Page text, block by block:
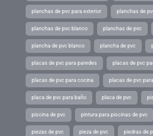
planchas de pvc para exterior planchas de
planchas de pvc blanco planchas de pvc
plancha de pvc blanco plancha de pvc
placas de pvc para paredes placas de pvc
placas de pvc para cocina placas de pvc
placa de pvc para baño placa de pvc
piscina de pvc pintura para piscinas de pvc
piezas de pvc pieza de pvc piedras de